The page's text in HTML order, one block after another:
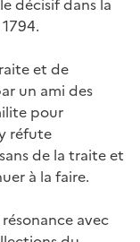
et de
un ami des
pour
réfute
de la traite et
à la faire.
avec